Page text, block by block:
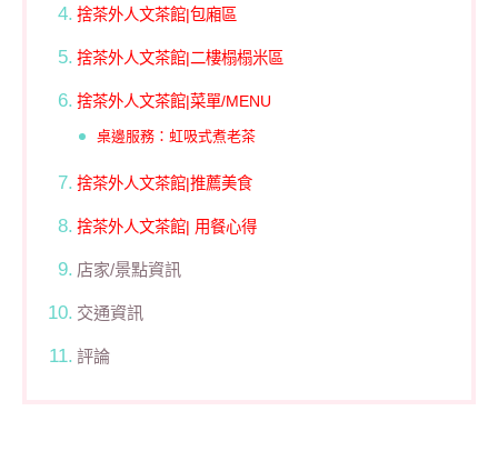
捨茶外人文茶館|包廂區
捨茶外人文茶館|二樓榻榻米區
捨茶外人文茶館|菜單/MENU
桌邊服務：虹吸式煮老茶
捨茶外人文茶館|推薦美食
捨茶外人文茶館| 用餐心得
店家/景點資訊
交通資訊
評論